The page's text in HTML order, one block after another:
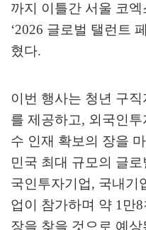
까지 이틀간 서울 코엑
‘2026 글로벌 탤런트
혔다.
이번 행사는 청년 구
를 제공하고, 외국인
수 인재 확보의 장을
민국 최대 규모의 글
국인투자기업, 국내기
업이 참가하며 약 1만8
장을 찾을 것으로 예상